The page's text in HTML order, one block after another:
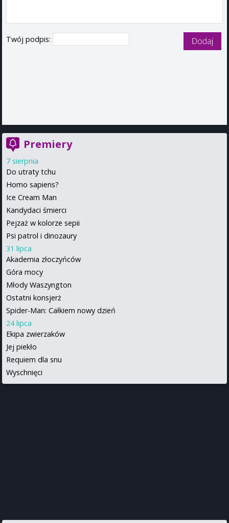
Twój podpis:
Premiery
7 sierpnia
Do utraty tchu
Homo sapiens?
Ice Cream Man
Kandydaci śmierci
Pejzaż w kolorze sepii
Psi patrol i dinozaury
31 lipca
Akademia złoczyńców
Góra mocy
Młody Waszyngton
Ostatni konsjerż
Spider-Man: Całkiem nowy dzień
24 lipca
Ekipa zwierzaków
Jej piekło
Requiem dla snu
Wyschnięci